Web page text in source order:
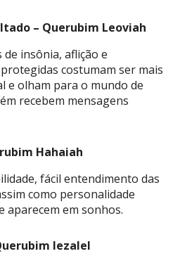
– Querubim Leoviah
insônia, aflição e
costumam ser mais
e olham para o mundo de
recebem mensagens
Hahaiah
fácil entendimento das
como personalidade
aparecem em sonhos.
Iezalel